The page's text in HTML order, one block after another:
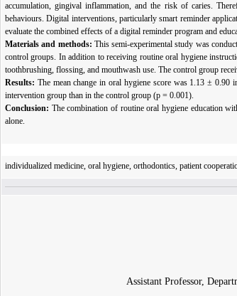
accumulation, gingival inflammation, and the risk of caries.
behaviours. Digital interventions, particularly smart reminder
evaluate the combined effects of a digital reminder program and
Materials and methods: This semi-experimental study was
control groups. In addition to receiving routine oral hygiene
toothbrushing, flossing, and mouthwash use. The control group
Results: The mean change in oral hygiene score was 1.13 ±
intervention group than in the control group (p = 0.001).
Conclusion: The combination of routine oral hygiene education
alone.
individualized medicine, oral hygiene, orthodontics, patient
Assistant Professor,